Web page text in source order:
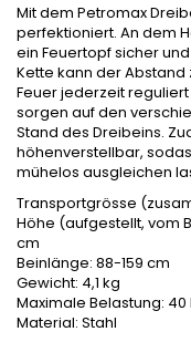
Mit dem Petromax
perfektioniert. An dem
ein Feuertopf sicher
Kette kann der
Feuer jederzeit
sorgen auf den
Stand des Dreibeins.
höhenverstellbar,
mühelos ausgleichen
Transportgrösse
Höhe (aufgestellt, vom
cm
Beinlänge: 88-159 cm
Gewicht: 4,1 kg
Maximale Belastung: 40
Material: Stahl